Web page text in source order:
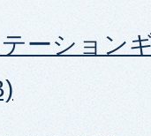
ーション